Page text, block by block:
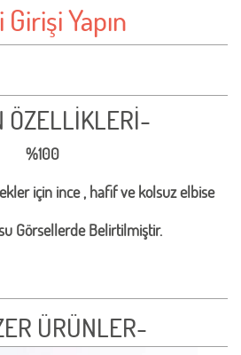
Girişi Yapın
ÖZELLİKLERİ-
%100
için ince , hafif ve kolsuz elbise
Görsellerde Belirtilmiştir.
ÜRÜNLER-